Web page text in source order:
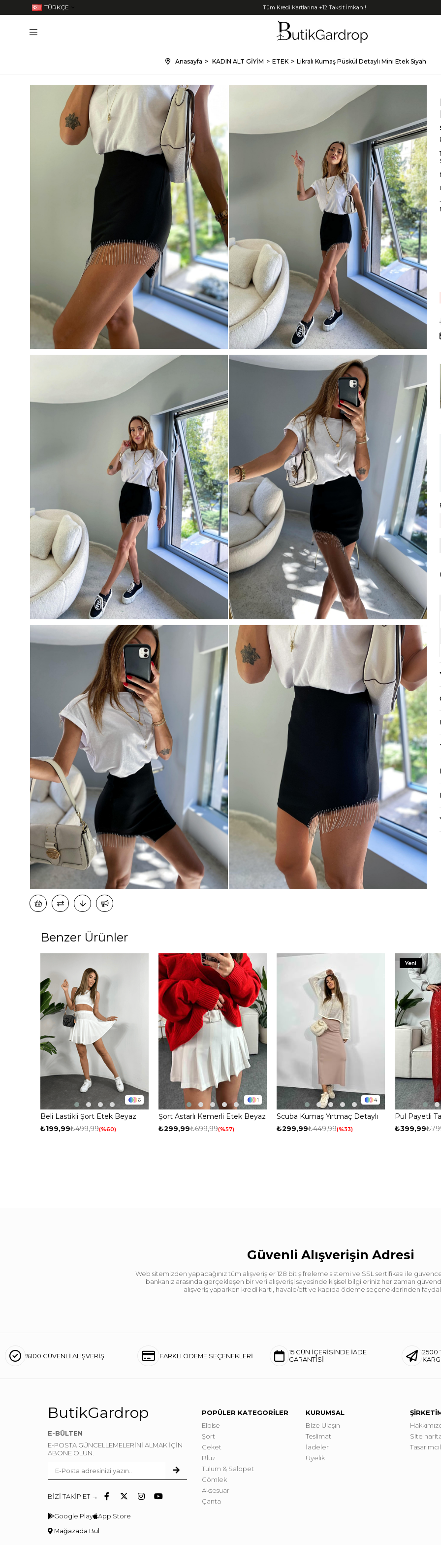
TÜRKÇE Tüm Kredi Kartlarına +12 Taksit İmkanı!
Anasayfa KADIN ALT GİYİM ETEK Likralı Kumaş Püskül Detaylı Mini Etek Siyah
Benzer Ürünler
6
Beli Lastikli Şort Etek Beyaz
₺199,99₺499,99 %60
1
Şort Astarlı Kemerli Etek Beyaz
₺299,99₺699,99 %57
4
Scuba Kumaş Yırtmaç Detaylı
Etek Vizon
₺299,99₺449,99 %33
Pul Payetli
Etek Kırmızı
₺399,99
Yeni
Güvenli Alışverişin Adresi
Web sitemizden yapacağınız tüm alışverişler 128 bit şifreleme sistemi ve SSL sertifikası ile
bankanız arasında gerçekleşen bir veri alışverişi sayesinde kişisel bilgileriniz her zaman
alışveriş yaparken kredi kartı, havale/eft ve kapıda ödeme seçeneklerinden
%100 GÜVENLİ ALIŞVERİŞ FARKLI ÖDEME SEÇENEKLERİ
15 GÜN İÇERİSİNDE İADE
GARANTİSİ
2500
ButikGardrop
E-BÜLTEN
E-POSTA GÜNCELLEMELERİNİ ALMAK İÇİN
ABONE OLUN.
BİZİ TAKİP ET →
Google Play App Store
Mağazada Bul
POPÜLER KATEGORİLER
Elbise
Şort
Ceket
Bluz
Tulum & Salopet
Gömlek
Aksesuar
Çanta
KURUMSAL
Bize Ulaşın
Teslimat
İadeler
Üyelik
Site
% 15
% 20
KARGO
250 TL
500 TL
50 TL
Mayıs Sürprizi!
Çarkı çevir ve fırsatı yakala !
Tanıtım, pazarlama, reklam ve
tarafıma ticari elektronik ileti
veriyorum.Elektronik Ticari İleti
'ni okudum onay veriyorum.
Paylaştığım bilgilerinKVKK
korunmasını, sms ve WhatsApp
bilgilendirmeleri almayıkabul
Çevir Kazan